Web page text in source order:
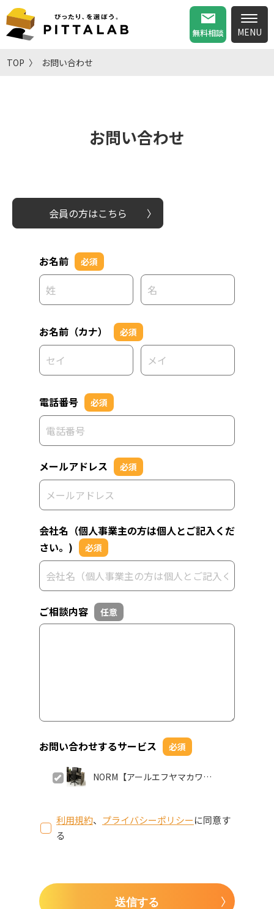
無料相談
TOP お問い合わせ
お問い合わせ
会員の方はこちら
お名前 必須
お名前（カナ） 必須
電話番号 必須
メールアドレス 必須
会社名（個人事業主の方は個人とご記入くだ
さい。)
必須
ご相談内容 任意
お問い合わせするサービス 必須
NORM【アールエフヤマカワ株
利用規約、 プライバシーポリシーに同意す
る
送信する